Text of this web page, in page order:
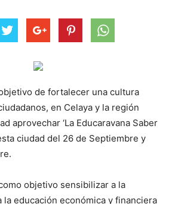
de fortalecer una cultura
en Celaya y la región
aprovechar ‘La Educaravana Saber
ciudad del 26 de Septiembre y
objetivo sensibilizar a la
la educación económica y financiera